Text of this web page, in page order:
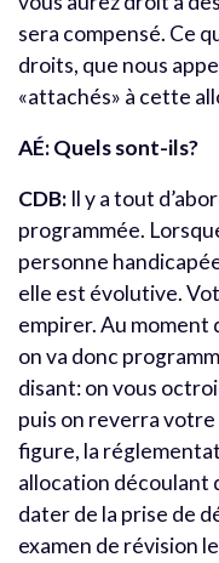
sera compensé. Ce
droits, que nous
«attachés» à cette
AÉ: Quels sont-ils?
CDB: Il y a tout
programmée.
personne
elle est évolutive.
empirer. Au moment
on va donc
disant: on vous
puis on reverra votre
figure, la
allocation découlant
dater de la prise de
examen de révision